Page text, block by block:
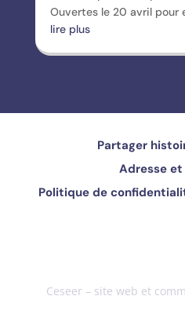
Ouvertes le 20 avril pour
lire plus
Partager
Adresse
Politique de
Ceseer – site web et